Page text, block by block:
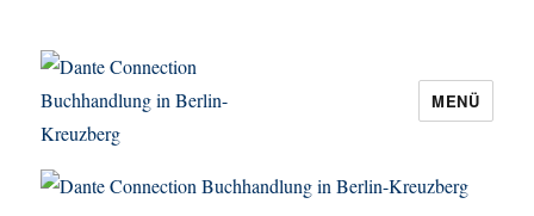
Dante Connection Buchhandlung in
MENÜ